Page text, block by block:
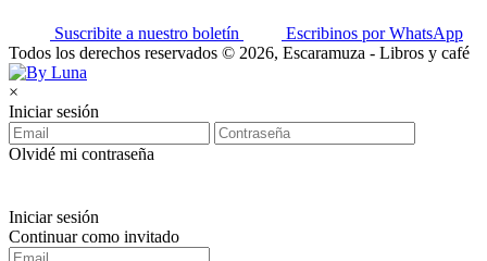
Suscribite a nuestro boletín
Escribinos por WhatsApp
Todos los derechos reservados © 2026, Escaramuza - Libros y café
×
Iniciar sesión
Olvidé mi contraseña
Iniciar sesión
Continuar como invitado